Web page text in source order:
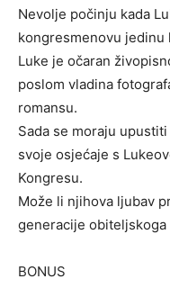
Nevolje počinju kada
kongresmenovu jedinu
Luke je očaran
poslom vladina
romansu.
Sada se moraju
svoje osjećaje s
Kongresu.
Može li njihova ljubav
generacije
BONUS